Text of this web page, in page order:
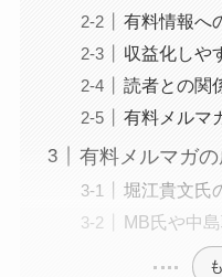
有料情報へ
収益化しや
読者との関
有料メルマ
有料メルマガ
堀江貴文氏
MB氏や中